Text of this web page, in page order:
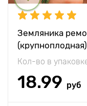
Земляника
Кол-во в
18.99 руб